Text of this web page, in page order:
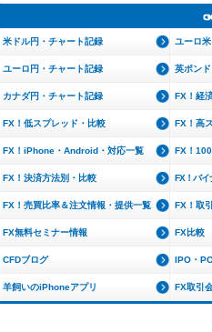
米ドル円・チャート記録 ユーロ
ユーロ円・チャート記録 英ポン
カナダ円・チャート記録 FX！経
FX！低スプレッド・比較 FX！高
FX！iPhone・Android・対応一覧 FX！
FX！決済方法別・比較 FX！バイ
FX！売買比率＆注文情報・提供一覧 FX！取
FX無料セミナー情報 FX比較
CFDブログ IPO・
羊飼いのiPhoneアプリ FX取引